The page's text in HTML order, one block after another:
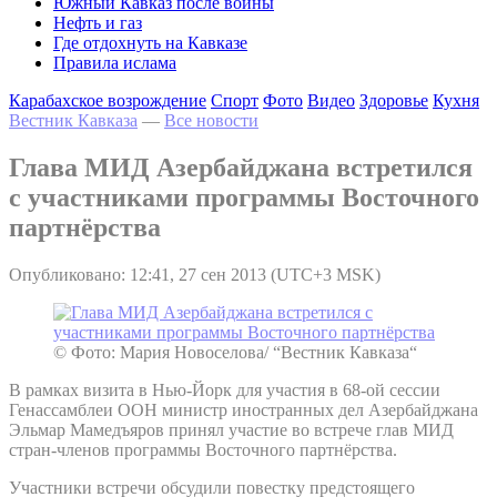
Нефть и газ
Где отдохнуть на Кавказе
Правила ислама
Карабахское возрождение Спорт Фото Видео Здоровье Кухня
Вестник Кавказа — Все новости
Глава МИД Азербайджана встретился
с участниками программы Восточного
партнёрства
Опубликовано: 12:41, 27 сен 2013 (UTC+3 MSK)
© Фото: Мария Новоселова/ “Вестник Кавказа“
В рамках визита в Нью-Йорк для участия в 68-ой сессии
Генассамблеи ООН министр иностранных дел Азербайджана
Эльмар Мамедъяров принял участие во встрече глав МИД
стран-членов программы Восточного партнёрства.
Участники встречи обсудили повестку предстоящего